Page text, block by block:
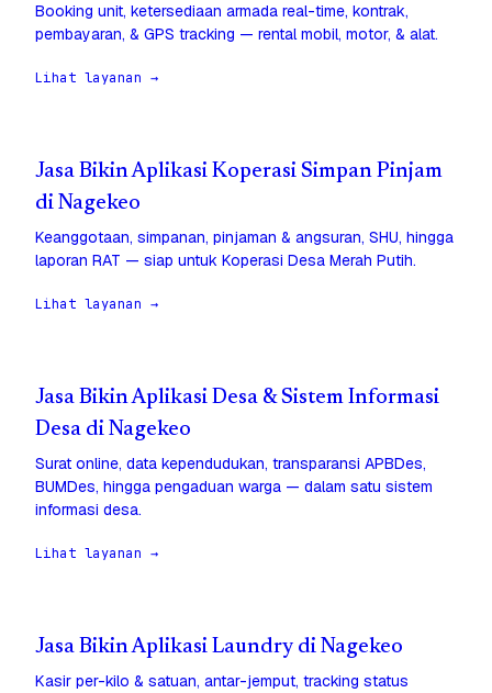
Booking unit, ketersediaan armada real-time, kontrak,
pembayaran, & GPS tracking — rental mobil, motor, & alat.
Lihat layanan →
Jasa Bikin Aplikasi Koperasi Simpan Pinjam
di Nagekeo
Keanggotaan, simpanan, pinjaman & angsuran, SHU, hingga
laporan RAT — siap untuk Koperasi Desa Merah Putih.
Lihat layanan →
Jasa Bikin Aplikasi Desa & Sistem Informasi
Desa di Nagekeo
Surat online, data kependudukan, transparansi APBDes,
BUMDes, hingga pengaduan warga — dalam satu sistem
informasi desa.
Lihat layanan →
Jasa Bikin Aplikasi Laundry di Nagekeo
Kasir per-kilo & satuan, antar-jemput, tracking status